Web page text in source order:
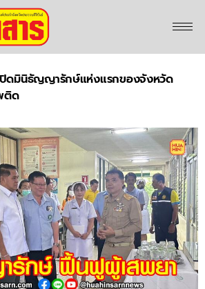
ปิดมินิธัญญารักษ์แห่งแรกของจังหวัด
ติด